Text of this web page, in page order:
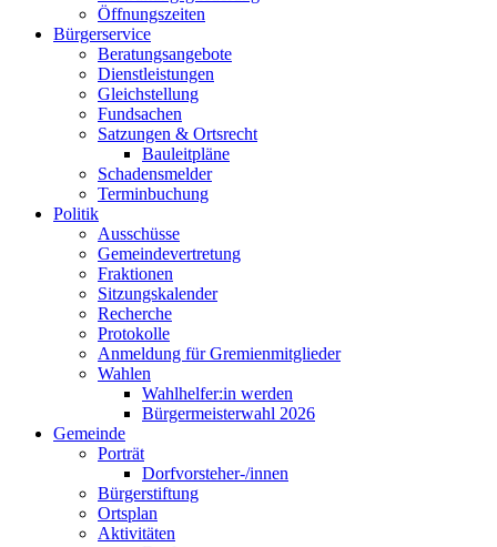
Öffnungszeiten
Bürgerservice
Beratungsangebote
Dienstleistungen
Gleichstellung
Fundsachen
Satzungen & Ortsrecht
Bauleitpläne
Schadensmelder
Terminbuchung
Politik
Ausschüsse
Gemeindevertretung
Fraktionen
Sitzungskalender
Recherche
Protokolle
Anmeldung für Gremienmitglieder
Wahlen
Wahlhelfer:in werden
Bürgermeisterwahl 2026
Gemeinde
Porträt
Dorfvorsteher-/innen
Bürgerstiftung
Ortsplan
Aktivitäten